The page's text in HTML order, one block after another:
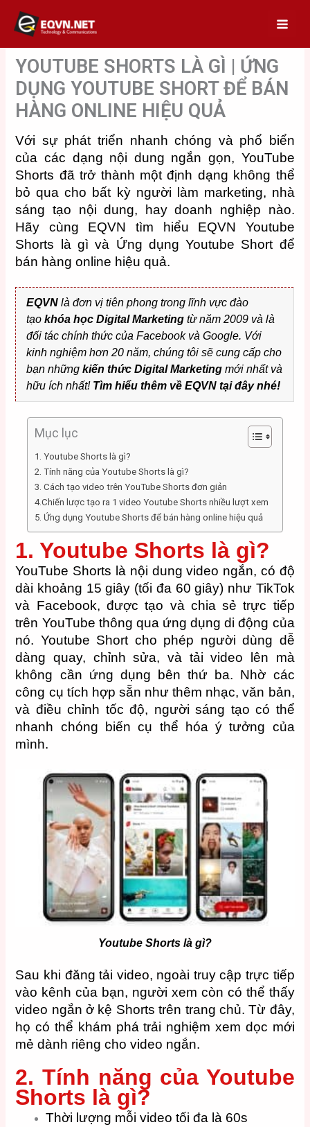
content
YOUTUBE SHORTS LÀ GÌ | ỨNG
DỤNG YOUTUBE SHORT ĐỂ BÁN
HÀNG ONLINE HIỆU QUẢ
Với sự phát triển nhanh chóng và phổ biển
của các dạng nội dung ngắn gọn, YouTube
Shorts đã trở thành một định dạng không thể
bỏ qua cho bất kỳ người làm marketing, nhà
sáng tạo nội dung, hay doanh nghiệp nào.
Hãy cùng EQVN tìm hiểu EQVN Youtube
Shorts là gì và Ứng dụng Youtube Short để
bán hàng online hiệu quả.
EQVN là đơn vị tiên phong trong lĩnh vực đào
tạokhóa học Digital Marketing từ năm 2009 và là
đối tác chính thức của Facebook và Google. Với
kinh nghiệm hơn 20 năm, chúng tôi sẽ cung cấp cho
bạn nhữngkiến thức Digital Marketing mới nhất và
hữu ích nhất! Tìm hiểu thêm vềEQVN tại đây nhé!
Mục lục
1. Youtube Shorts là gì?
2. Tính năng của Youtube Shorts là gì?
3. Cách tạo video trên YouTube Shorts đơn giản
4.Chiến lược tạo ra 1 video Youtube Shorts nhiều lượt xem
5. Ứng dụng Youtube Shorts để bán hàng online hiệu quả
1. Youtube Shorts là gì?
YouTube Shorts là nội dung video ngắn, có độ
dài khoảng 15 giây (tối đa 60 giây) như TikTok
và Facebook, được tạo và chia sẻ trực tiếp
trên YouTube thông qua ứng dụng di động của
nó. Youtube Short cho phép người dùng dễ
dàng quay, chỉnh sửa, và tải video lên mà
không cần ứng dụng bên thứ ba. Nhờ các
công cụ tích hợp sẵn như thêm nhạc, văn bản,
và điều chỉnh tốc độ, người sáng tạo có thể
nhanh chóng biến cụ thể hóa ý tưởng của
mình.
Youtube Shorts là gì?
Sau khi đăng tải video, ngoài truy cập trực tiếp
vào kênh của bạn, người xem còn có thể thấy
video ngắn ở kệ Shorts trên trang chủ. Từ đây,
họ có thể khám phá trải nghiệm xem dọc mới
mẻ dành riêng cho video ngắn.
2. Tính năng của Youtube
Shorts là gì?
Thời lượng mỗi video tối đa là 60s